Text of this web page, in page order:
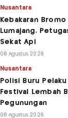
Nusantara
Kebakaran
Lumajang,
Sekat Api
08 Agustus 2026
Nusantara
Polisi Buru
Festival Lembah
Pegunungan
08 Agustus 2026